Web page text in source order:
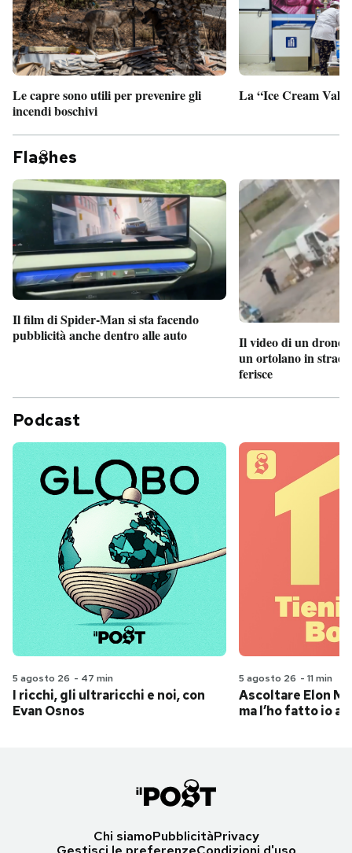
Le capre sono utili per prevenire gli
incendi boschivi
La “Ice Cream
Fla hes
Il film di Spider-Man si sta facendo
pubblicità anche dentro alle auto
Il video di un drone
un ortolano in
ferisce
Podcast
5 agosto 26 - 47 min
I ricchi, gli ultraricchi e noi, con
Evan Osnos
5 agosto 26 - 11 min
Ascoltare Elon
ma l’ho fatto io
Chi siamoPubblicitàPrivacy